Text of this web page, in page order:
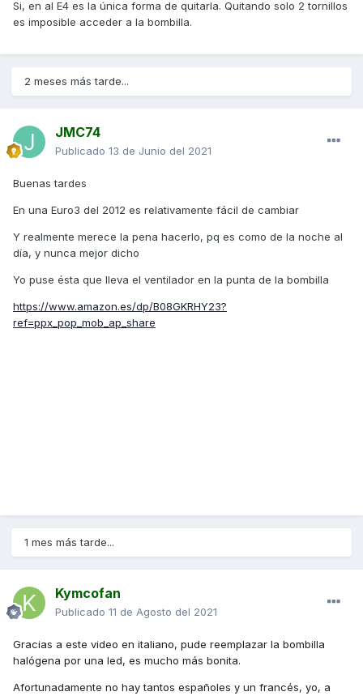
moto que rodea el faro, que tiene dos tornillos bajo el
manillar en la parte superior del embellecedor ,uno a cada
foco al chasis , más dos en el medio y dos abajo
solo quedaría extraer el foco que sale tirando cuesta un
pelín pareciera que esta pegado. y se cambiaria la bombilla
El asunto es laborioso pero no tiene mucha complicación
no soy ningún manitas
Eso sí, recordad de donde sacáis los tornillos par que luego
ni falten ni sobren
Un saludo------ no se si la forma de quitarla
hay otra forma
Si, en al E4 es la única forma de quitarla. Quitando solo 2 tornillos
es imposible acceder a la bombilla.
2 meses más tarde...
JMC74
Publicado 13 de Junio del 2021
Buenas tardes
En una Euro3 del 2012 es relativamente fácil de cambiar
Y realmente merece la pena hacerlo, pq es como de la noche al
día, y nunca mejor dicho
Yo puse ésta que lleva el ventilador en la punta de la bombilla
https://www.amazon.es/dp/B08GKRHY23?
ref=ppx_pop_mob_ap_share
1 mes más tarde...
Kymcofan
Publicado 11 de Agosto del 2021
Gracias a este video en italiano, pude reemplazar la bombilla
halógena por una led, es mucho más bonita.
Afortunadamente no hay tantos españoles y un francés, yo, a